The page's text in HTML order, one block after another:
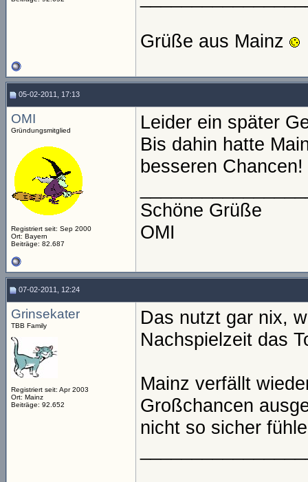
Grüße aus Mainz
05-02-2011, 17:13
OMI
Gründungsmitglied
Registriert seit: Sep 2000
Ort: Bayern
Beiträge: 82.687
Leider ein später
Bis dahin hatte
besseren Chancen!
Schöne Grüße
OMI
07-02-2011, 12:24
Grinsekater
TBB Family
Registriert seit: Apr 2003
Ort: Mainz
Beiträge: 92.652
Das nutzt gar nix,
Nachspielzeit das
Mainz verfällt
Großchancen
nicht so sicher